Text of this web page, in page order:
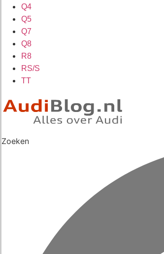
Q4
Q5
Q7
Q8
R8
RS/S
TT
Zoeken